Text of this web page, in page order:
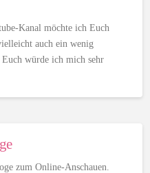
Kanal möchte ich Euch
auch ein wenig
würde ich mich sehr
zum Online-Anschauen.